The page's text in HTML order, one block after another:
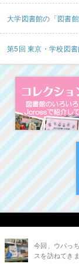
大学図書館の「図書館
第5回 東京・学校図
今回、ウパっ
スを訪ねてきま